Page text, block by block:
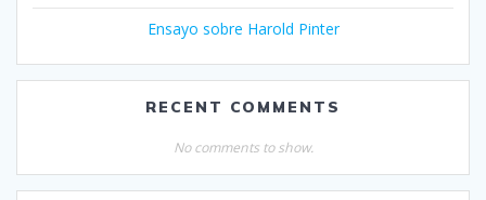
Ensayo sobre Harold Pinter
RECENT COMMENTS
No comments to show.